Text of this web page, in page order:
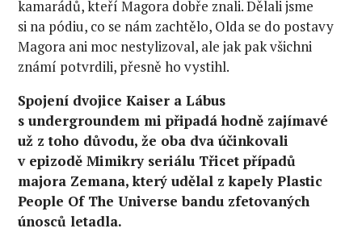
kamarádů, kteří Magora dobře znali. Dělali jsme
si na pódiu, co se nám zachtělo, Olda se do postavy
Magora ani moc nestylizoval, ale jak pak všichni
známí potvrdili, přesně ho vystihl.
Spojení dvojice Kaiser a Lábus
s undergroundem mi připadá hodně zajímavé
už z toho důvodu, že oba dva účinkovali
v epizodě Mimikry seriálu Třicet případů
majora Zemana, který udělal z kapely Plastic
People Of The Universe bandu zfetovaných
únosců letadla.